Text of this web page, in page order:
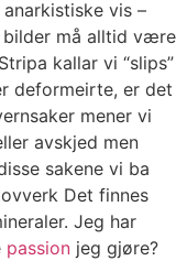
vis –
må alltid være
kallar vi “slips”
deformeirte, er det
mener vi
avskjed men
sakene vi ba
Det finnes
Jeg har
passion jeg gjøre?